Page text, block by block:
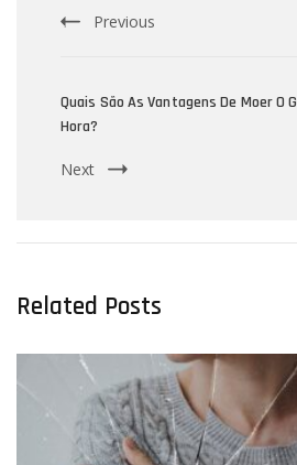
Previous
Quais São As Vantagens De Moer O
Hora?
Next
Related Posts